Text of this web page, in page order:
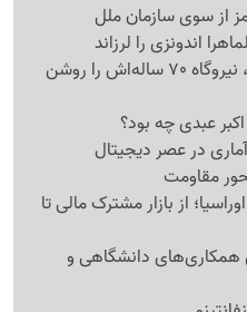
از سوی سازمان ملل
رومانی برای مقابله با کمبود برق، نیروگاه 70 ساله‌اش را روشن
عبدی چه بود؟
در عصر دیجیتال
مقاومت
اوراسیا؛ از بازار مشترک مالی تا
همکاری‌های دانشگاهی و